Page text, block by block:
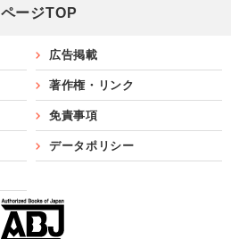
ページTOP
広告掲載
著作権・リンク
免責事項
データポリシー